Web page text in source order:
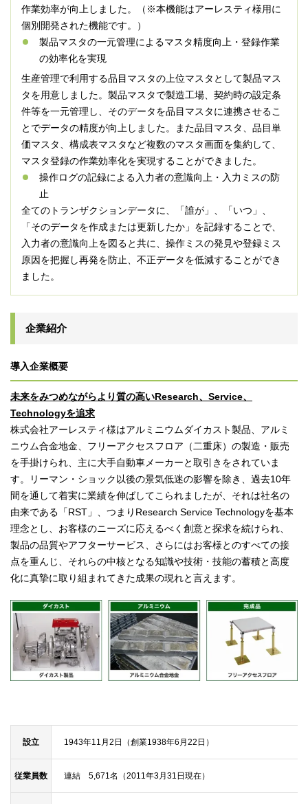
作業効率が向上しました。（※本機能はアーレスティ様用に
個別開発された機能です。）
製品マスタの一元管理によるマスタ精度向上・登録作業
の効率化を実現
生産管理で利用する品目マスタの上位マスタとして製品マス
タを用意しました。製品マスタで製造工場、契約時の設定条
件等を一元管理し、そのデータを品目マスタに連携させるこ
とでデータの精度が向上しました。また品目マスタ、品目単
価マスタ、構成表マスタなど複数のマスタ画面を集約して、
マスタ登録の作業効率化を実現することができました。
操作ログの記録による入力者の意識向上・入力ミスの防
止
全てのトランザクションデータに、「誰が」、「いつ」、
「そのデータを作成または更新したか」を記録することで、
入力者の意識向上を図ると共に、操作ミスの発見や登録ミス
原因を把握し再発を防止、不正データを低減することができ
ました。
企業紹介
導入企業概要
未来をみつめながらより質の高いResearch、Service、
Technologyを追求
株式会社アーレスティ様はアルミニウムダイカスト製品、アルミ
ニウム合金地金、フリーアクセスフロア（二重床）の製造・販売
を手掛けられ、主に大手自動車メーカーと取引きをされていま
す。リーマン・ショック以後の景気低迷の影響を除き、過去10年
間を通して着実に業績を伸ばしてこられましたが、それは社名の
由来である「RST」、つまりResearch Service Technologyを基本
理念とし、お客様のニーズに応えるべく創意と探求を続けられ、
製品の品質やアフターサービス、さらにはお客様とのすべての接
点を重んじ、それらの中核となる知識や技術・技能の蓄積と高度
化に真摯に取り組まれてきた成果の現れと言えます。
設立 1943年11月2日（創業1938年6月22日）
従業員数 連結 5,671名（2011年3月31日現在）